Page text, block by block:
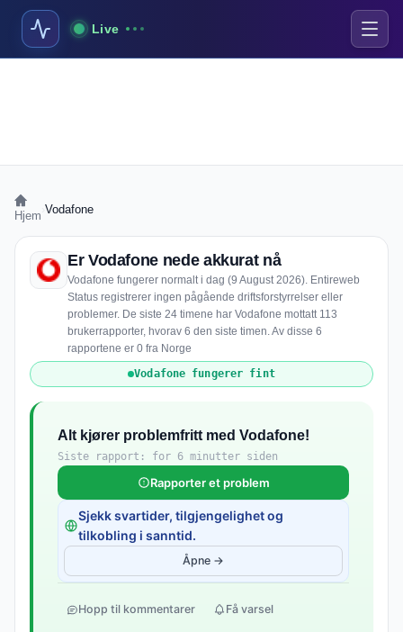
Live
Hjem Vodafone
Er Vodafone nede akkurat nå
Vodafone fungerer normalt i dag (9 August 2026). Entireweb
Status registrerer ingen pågående driftsforstyrrelser eller
problemer. De siste 24 timene har Vodafone mottatt 113
brukerrapporter, hvorav 6 den siste timen. Av disse 6
rapportene er 0 fra Norge
Vodafone fungerer fint
Alt kjører problemfritt med Vodafone!
Siste rapport: for 6 minutter siden
Rapporter et problem
Sjekk svartider, tilgjengelighet og
tilkobling i sanntid.
Åpne →
Hopp til kommentarer Få varsel